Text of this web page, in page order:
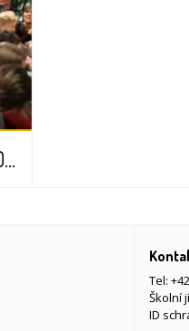
Tvůrčí psaní - Literární soutěž 2010
Tel:
Školní
ID